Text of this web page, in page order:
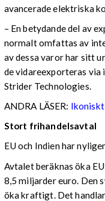
avancerade elektriska
– En betydande del av
normalt omfattas av
av dessa varor har sitt
de vidareexporteras via
Strider Technologies.
ANDRA LÄSER:
Stort frihandelsavtal
EU och Indien har
Avtalet beräknas öka
8,5 miljarder euro. Den
öka kraftigt. Det